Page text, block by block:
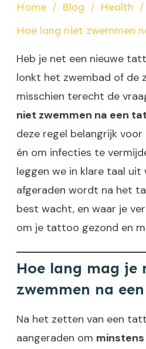
Home / Blog / Health /
Heb je net een nieuwe
lonkt het zwembad of de
misschien terecht de
niet zwemmen na een
deze regel belangrijk
én om infecties te
leggen we in klare taal uit
afgeraden wordt na het
best wacht, en waar je
om je tattoo gezond en
Hoe lang mag je
zwemmen na
Na het zetten van een
aangeraden om